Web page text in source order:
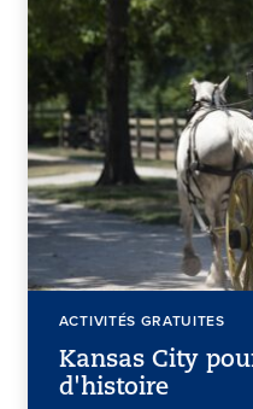
ACTIVITÉS GRATUITES
Kansas City
d'histoire